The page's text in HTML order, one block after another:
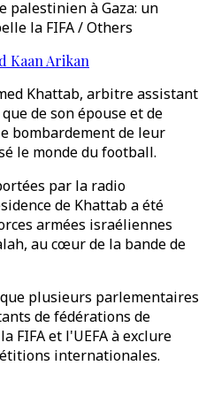
palestinien à Gaza: un
la FIFA / Others
Kaan Arikan
Khattab, arbitre assistant
de son épouse et de
bombardement de leur
le monde du football.
par la radio
de Khattab a été
armées israéliennes
au cœur de la bande de
plusieurs parlementaires
de fédérations de
FIFA et l'UEFA à exclure
internationales.